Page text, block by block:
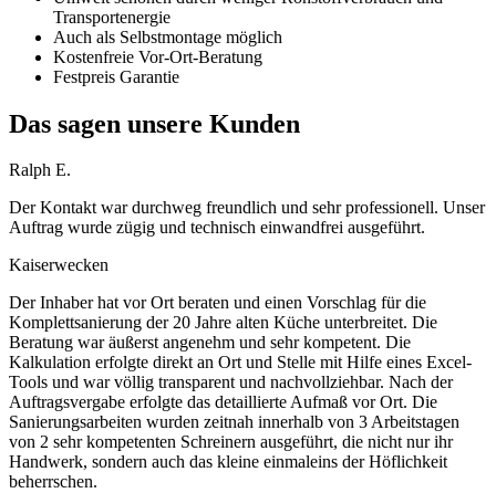
Transportenergie
Auch als Selbstmontage möglich
Kostenfreie Vor-Ort-Beratung
Festpreis Garantie
Das sagen unsere Kunden
Ralph E.
Der Kontakt war durchweg freundlich und sehr professionell. Unser
Auftrag wurde zügig und technisch einwandfrei ausgeführt.
Kaiserwecken
Der Inhaber hat vor Ort beraten und einen Vorschlag für die
Komplettsanierung der 20 Jahre alten Küche unterbreitet. Die
Beratung war äußerst angenehm und sehr kompetent. Die
Kalkulation erfolgte direkt an Ort und Stelle mit Hilfe eines Excel-
Tools und war völlig transparent und nachvollziehbar. Nach der
Auftragsvergabe erfolgte das detaillierte Aufmaß vor Ort. Die
Sanierungsarbeiten wurden zeitnah innerhalb von 3 Arbeitstagen
von 2 sehr kompetenten Schreinern ausgeführt, die nicht nur ihr
Handwerk, sondern auch das kleine einmaleins der Höflichkeit
beherrschen.